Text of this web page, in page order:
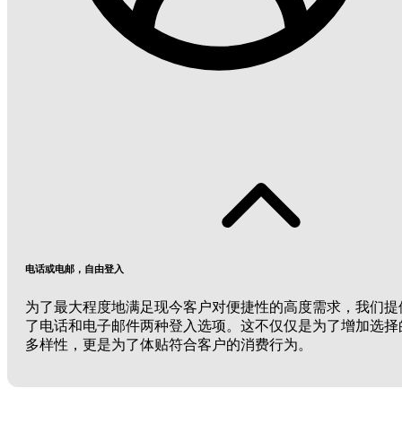
电话或电邮，自由登入
为了最大程度地满足现今客户对便捷性的高度需求，我们提
了电话和电子邮件两种登入选项。这不仅仅是为了增加选择
多样性，更是为了体贴符合客户的消费行为。